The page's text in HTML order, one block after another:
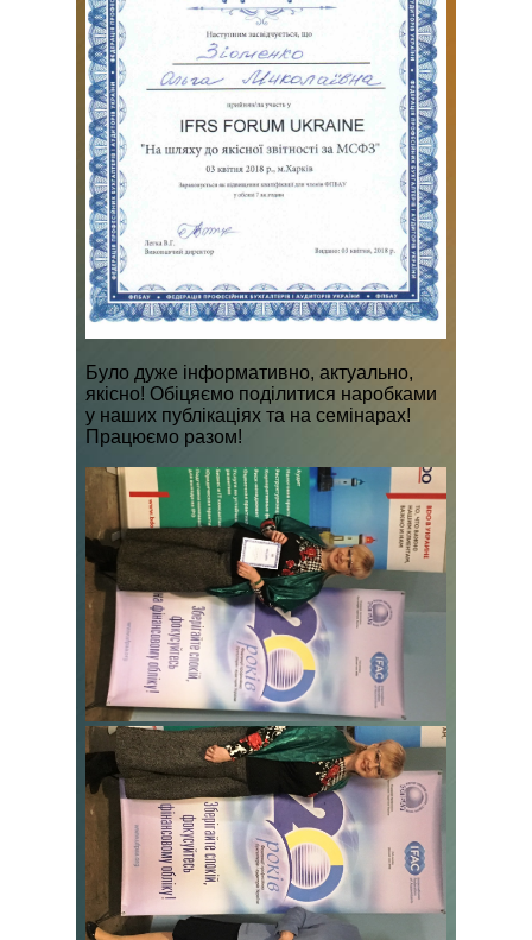
Було дуже інформативно, актуально,
якісно! Обіцяємо поділитися наробками
у наших публікаціях та на семінарах!
Працюємо разом!